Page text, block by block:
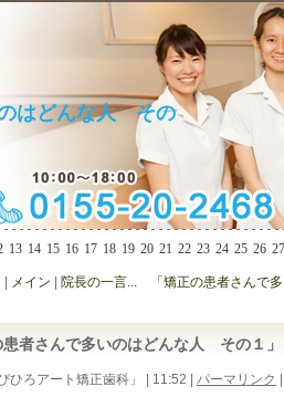
はどんな人 その
13 14 15 16 17 18 19 20 21 22 23 24 25 26 27
メイン
院長の一言... 「矯正の患者さんで
者さんで多いのはどんな人 その１」
ろアート矯正歯科」 | 11:52 パーマリンク